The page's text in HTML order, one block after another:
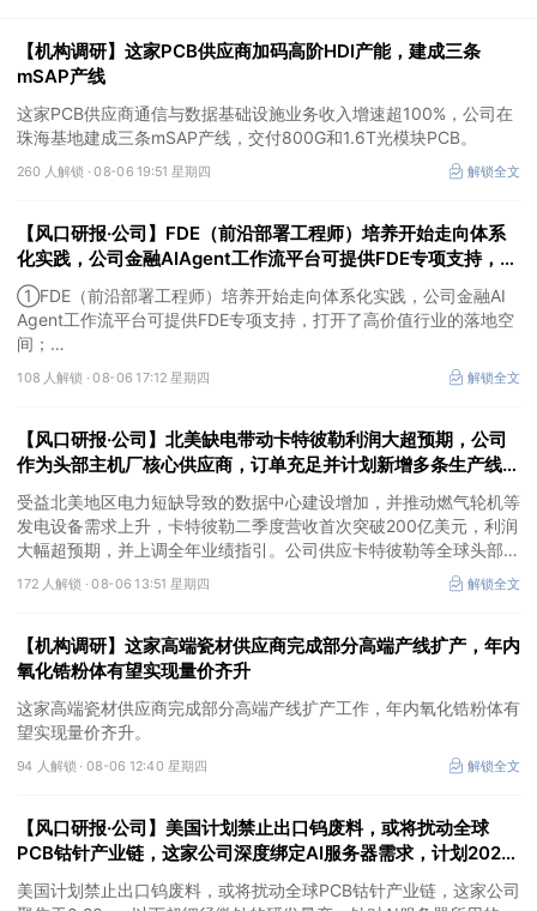
【机构调研】这家PCB供应商加码高阶HDI产能，建成三条
mSAP产线
这家PCB供应商通信与数据基础设施业务收入增速超100%，公司在
珠海基地建成三条mSAP产线，交付800G和1.6T光模块PCB。
260 人解锁 ·08-06 19:51 星期四 解锁全文
【风口研报·公司】FDE（前沿部署工程师）培养开始走向体系
化实践，公司金融AIAgent工作流平台可提供FDE专项支持，打
开了高价值行业的落地空间；另有公司兼具成长强确定性、低估
值、高股息属性
①FDE（前沿部署工程师）培养开始走向体系化实践，公司金融AI
Agent工作流平台可提供FDE专项支持，打开了高价值行业的落地空
间；
②这家公司兼具成长强确定性、低估值、高股息属性，受益于国内
外贸易额高速增长，且还有AI应用加速渗透+跨境支付等成长极。
108 人解锁 ·08-06 17:12 星期四 解锁全文
【风口研报·公司】北美缺电带动卡特彼勒利润大超预期，公司
作为头部主机厂核心供应商，订单充足并计划新增多条生产线，
有望抢抓算力备电新机
受益北美地区电力短缺导致的数据中心建设增加，并推动燃气轮机等
发电设备需求上升，卡特彼勒二季度营收首次突破200亿美元，利润
大幅超预期，并上调全年业绩指引。公司供应卡特彼勒等全球头部发
动机主机厂，产品订单充足，并计划2026年新增多条生产线，同时
海外泰国工厂建设顺利推进，有望抢抓算力备电新机，打开成长空
172 人解锁 ·08-06 13:51 星期四 解锁全文
【机构调研】这家高端瓷材供应商完成部分高端产线扩产，年内
氧化锆粉体有望实现量价齐升
这家高端瓷材供应商完成部分高端产线扩产工作，年内氧化锆粉体有
望实现量价齐升。
94 人解锁 · 08-06 12:40 星期四 解锁全文
【风口研报·公司】美国计划禁止出口钨废料，或将扰动全球
PCB钴针产业链，这家公司深度绑定AI服务器需求，计划2027
底将月产能提升400%
美国计划禁止出口钨废料，或将扰动全球PCB钴针产业链，这家公司